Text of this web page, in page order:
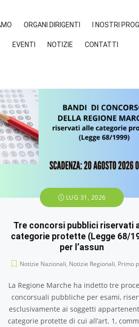
ORGANI DIRIGENTI I NOSTRI
EVENTI NOTIZIE CONTATTI
LUG 31, 2026
Tre concorsi pubblici riservati
categorie protette (Legge 68/
per l’assun
Notizie Nazionali, Notizie Regionali, Primo
La Regione Marche ha indetto tre
concorsuali pubbliche per esami,
esclusivamente ai soggetti
categorie protette di cui all’art. 1,